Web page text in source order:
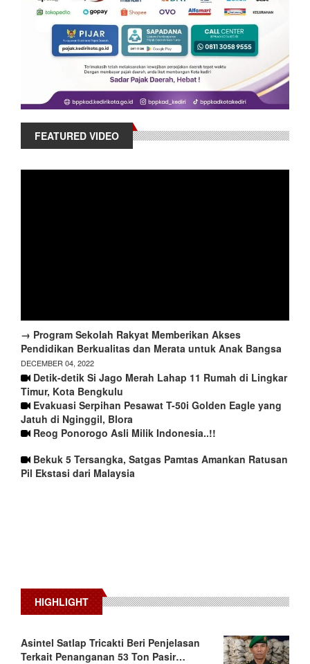
FEATURED VIDEO
→ Program Sekolah Rakyat Memberikan Akses
Pendidikan Berkualitas dan Merata untuk Anak Bangsa
DECEMBER 04, 2022
Detik-detik Si Jago Merah Lahap 11 Rumah di Lingkar
Timur, Kota Bengkulu
Evakuasi Serpihan Pesawat T-50i Golden Eagle yang
Jatuh di Nginggil, Blora
Reog Ponorogo Asli Milik Indonesia..!!
Bekuk 5 Tersangka, Satgas Pamtas Amankan Ratusan
Pil Ekstasi dari Malaysia
HIGHLIGHT
Asintel Satlap Tricakti Beri Penjelasan
Terkait Penanganan 53 Ton Pasir…